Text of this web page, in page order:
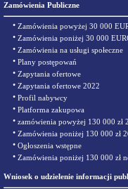
Zamówienia Publiczne
• Zamówienia powyżej 30 000
• Zamówienia poniżej 30 000
• Zamówienia na usługi społeczne
• Plany postępowań
• Zapytania ofertowe
• Zapytania ofertowe 2022
• Profil nabywcy
• Platforma zakupowa
• zamówienia powyżej 130 000 zł
• Zamówienia poniżej 130 000 zł
• Ogłoszenia wstępne
• Zamówienia poniżej 130 000 zł
Wniosek o udzielenie informacji